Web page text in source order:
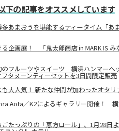
下の記事をオススメしています
あまおうを堪能するティータイム「あ
企画展！ 「鬼太郎商店 in MARK IS み
のフルーツやスイーツ 横浜ハンマーヘ
タヌーンティーセットを3日間限定販売
大人気！ 新たな仲間が加わったオタリ
Aota／K2によるギャラリー開催！
たっぷりの「恵方ロール」、1月28日